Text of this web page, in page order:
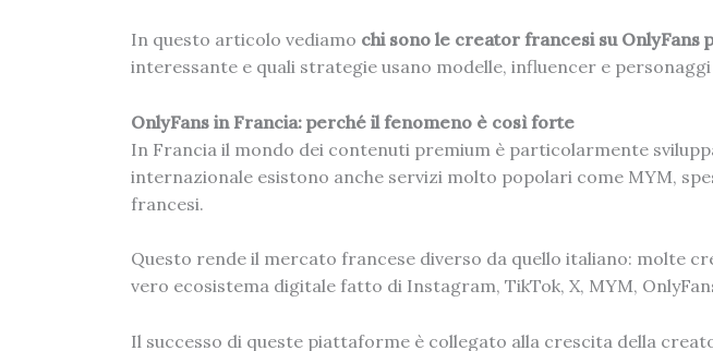
In questo articolo vediamo chi sono le creator francesi su OnlyFans
interessante e quali strategie usano modelle, influencer e
OnlyFans in Francia: perché il fenomeno è così forte
In Francia il mondo dei contenuti premium è particolarmente
internazionale esistono anche servizi molto popolari come MYM,
francesi.
Questo rende il mercato francese diverso da quello italiano: molte
vero ecosistema digitale fatto di Instagram, TikTok, X, MYM,
Il successo di queste piattaforme è collegato alla crescita della